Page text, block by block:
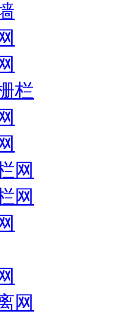
栏
网
网
网